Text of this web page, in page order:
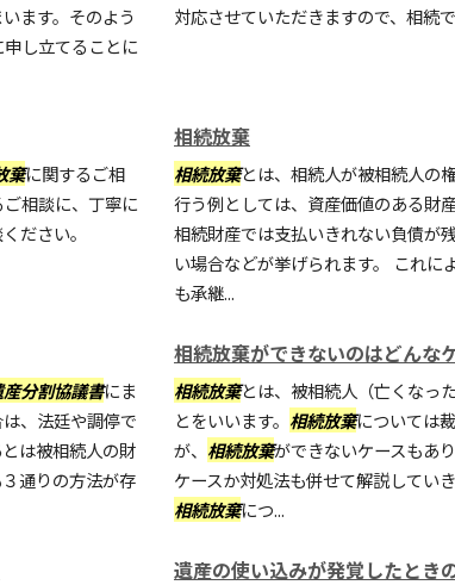
ます。そのよう
し立てることに
対応させていただきますので、相続
棄に関するご相
相談に、丁寧に
ださい。
相続放棄
相続放棄とは、相続人が被相続人の
行う例としては、資産価値のある財
相続財産では支払いきれない負債が
い場合などが挙げられます。 これ
も承継...
産分割協議書にま
、法廷や調停で
は被相続人の財
通りの方法が存
相続放棄ができないのはどんな
相続放棄とは、被相続人（亡くなっ
とをいいます。 相続放棄については
が、 相続放棄ができないケースもあ
ケースか対処法も併せて解説してい
相続放棄につ...
遺産の使い込みが発覚したとき